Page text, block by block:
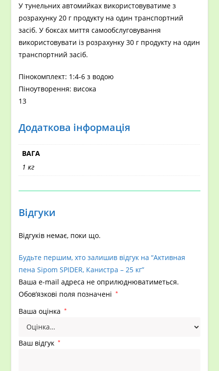
У тунельних автомийках використовуватиме з
розрахунку 20 г продукту на один транспортний
засіб. У боксах миття самообслуговування
використовувати із розрахунку 30 г продукту на один
транспортний засіб.
Пінокомплект: 1:4-6 з водою
Піноутворення: висока
13
Додаткова інформація
ВАГА
1 кг
Відгуки
Відгуків немає, поки що.
Будьте першим, хто залишив відгук на “Активная
пена Sipom SPIDER, Канистра – 25 кг”
Ваша e-mail адреса не оприлюднюватиметься.
Обов’язкові поля позначені
*
Ваша оцінка *
Ваш відгук *